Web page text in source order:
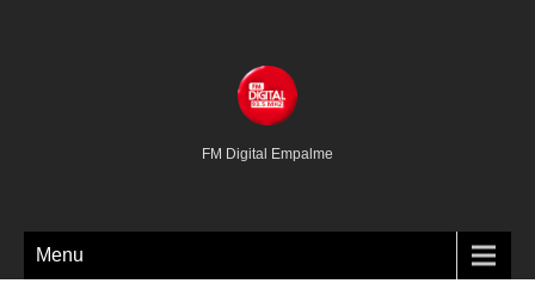
FM Digital Empalme
Menu